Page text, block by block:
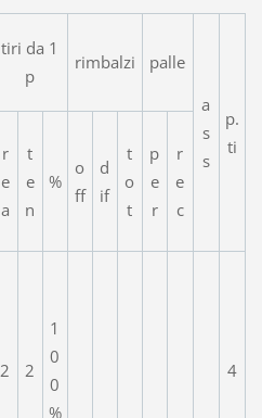
tiri da 1
p
rimbalzi
palle
a
s
s
p.
ti
r
e
a
t
e
n
%
o
ff
d
if
t
o
t
p
e
r
r
e
c
2 2
1
0
0
%
4